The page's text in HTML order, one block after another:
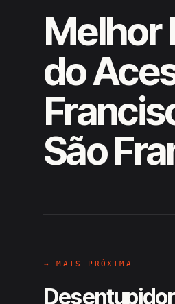
Melhor
do
São
EM CAMPO
→ MAIS PRÓXIMA